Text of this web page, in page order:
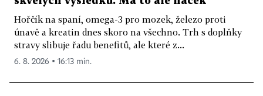
Hořčík na spaní, omega-3 pro mozek, železo proti
únavě a kreatin dnes skoro na všechno. Trh s doplňky
stravy slibuje řadu benefitů, ale které z...
6. 8. 2026 ▪ 16:13 min.